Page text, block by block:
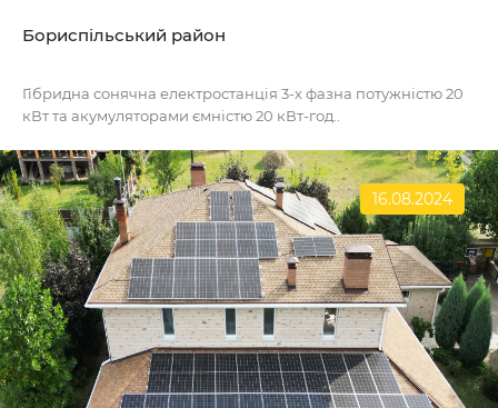
Бориспільський район
Гібридна сонячна електростанція 3-х фазна потужністю 20
кВт та акумуляторами ємністю 20 кВт-год..
16.08.2024